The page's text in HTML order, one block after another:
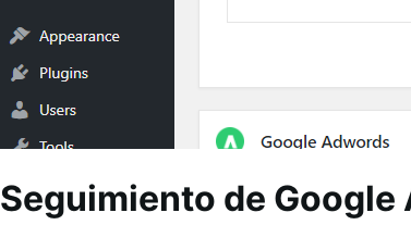
Seguimiento de Google